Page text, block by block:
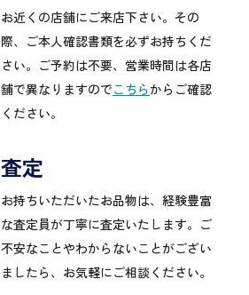
お近くの店舗にご来店下さい。その
際、ご本人確認書類を必ずお持ちくだ
さい。ご予約は不要、営業時間は各店
舗で異なりますのでこちらからご確認
ください。
査定
お持ちいただいたお品物は、経験豊富
な査定員が丁寧に査定いたします。ご
不安なことやわからないことがござい
ましたら、お気軽にご相談ください。